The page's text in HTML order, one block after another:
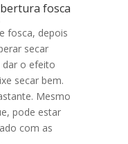
fosca
fosca, depois
secar
dar o efeito
secar bem.
Mesmo
pode estar
com as